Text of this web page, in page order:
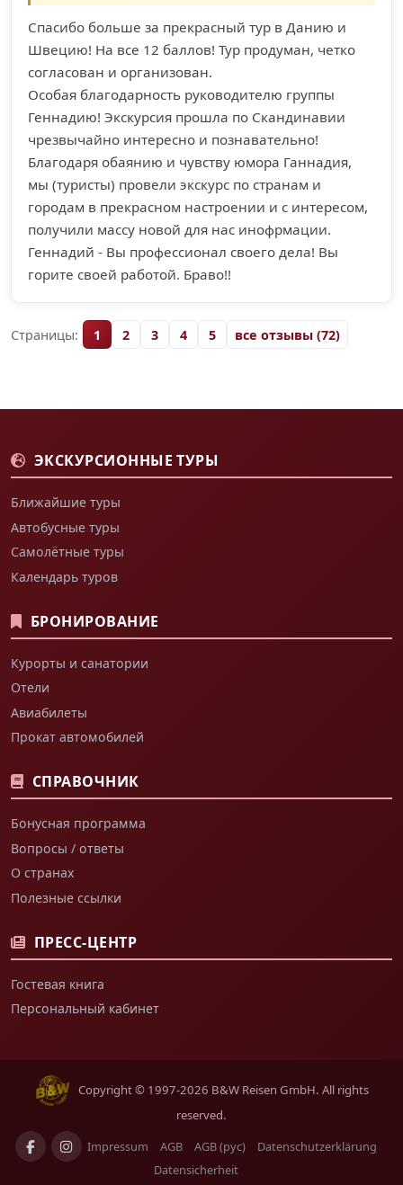
Cпасибо больше за прекрасный тур в Данию и
Швецию! На все 12 баллов! Тур продуман, четко
согласован и организован.
Особая благодарность руководителю группы
Геннадию! Экскурсия прошла по Скандинавии
чрезвычайно интересно и познавательно!
Благодаря обаянию и чувству юмора Ганнадия,
мы (туристы) провели экскурс по странам и
городам в прекрасном настроении и с интересом,
получили массу новой для нас инофрмации.
Геннадий - Вы профессионал своего дела! Вы
горите своей работой. Браво!!
Страницы: 1 2 3 4 5 все отзывы (72)
ЭКСКУРСИОННЫЕ ТУРЫ
Ближайшие туры
Автобусные туры
Самолётные туры
Календарь туров
БРОНИРОВАНИЕ
Курорты и санатории
Отели
Авиабилеты
Прокат автомобилей
СПРАВОЧНИК
Бонусная программа
Вопросы / ответы
О странах
Полезные ссылки
ПРЕСС-ЦЕНТР
Гостевая книга
Персональный кабинет
Copyright © 1997-2026 B&W Reisen GmbH. All rights
reserved.
Impressum
AGB AGB (рус)
Datenschutzerklärung
Datensicherheit